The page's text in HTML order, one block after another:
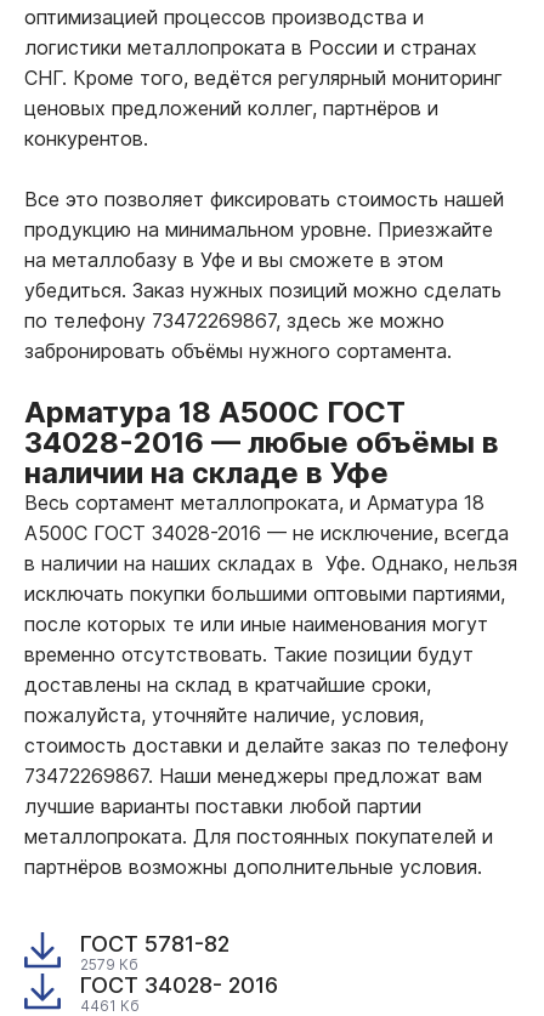
оптимизацией процессов производства и
логистики металлопроката в России и странах
СНГ. Кроме того, ведётся регулярный мониторинг
ценовых предложений коллег, партнёров и
конкурентов.
Все это позволяет фиксировать стоимость нашей
продукцию на минимальном уровне. Приезжайте
на металлобазу в Уфе и вы сможете в этом
убедиться. Заказ нужных позиций можно сделать
по телефону 73472269867, здесь же можно
забронировать объёмы нужного сортамента.
Арматура 18 А500С ГОСТ
34028-2016 — любые объёмы в
наличии на складе в Уфе
Весь сортамент металлопроката, и Арматура 18
А500С ГОСТ 34028-2016 — не исключение, всегда
в наличии на наших складах в Уфе. Однако, нельзя
исключать покупки большими оптовыми партиями,
после которых те или иные наименования могут
временно отсутствовать. Такие позиции будут
доставлены на склад в кратчайшие сроки,
пожалуйста, уточняйте наличие, условия,
стоимость доставки и делайте заказ по телефону
73472269867. Наши менеджеры предложат вам
лучшие варианты поставки любой партии
металлопроката. Для постоянных покупателей и
партнёров возможны дополнительные условия.
ГОСТ 5781-82
2579 Кб
ГОСТ 34028- 2016
4461 Кб